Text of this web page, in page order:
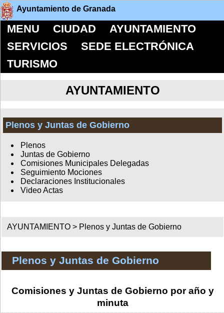
Ayuntamiento de Granada
MENU CIUDAD
AYUNTAMIENTO
SERVICIOS
SEDE ELECTRÓNICA
TURISMO
AYUNTAMIENTO
Plenos y Juntas de Gobierno
Plenos
Juntas de Gobierno
Comisiones Municipales Delegadas
Seguimiento Mociones
Declaraciones Institucionales
Video Actas
AYUNTAMIENTO > Plenos y Juntas de Gobierno
Plenos y Juntas de Gobierno
Comisiones y Juntas de Gobierno por año y
minuta